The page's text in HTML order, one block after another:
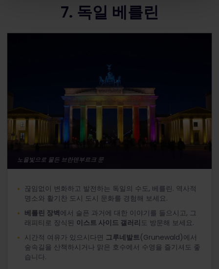
7. 독일 베를린
노을빛으로 물든 브란덴부르크 문
끊임없이 변화하고 발전하는 독일의 수도, 베를린. 역사적
명소와 활기찬 도시 도시 문화를 경험해 보세요.
베를린 장벽에서 슬픈 과거에 대한 이야기를 들으시고, 그
래피티로 장식된 이스트 사이드 갤러리 도 방문해 보세요.
시간적 여유가 있으시다면 그루네발트(Grunewald)에서
숲속길을 산책하시거나 맑은 호수에서 수영을 즐기셔도 좋
습니다.